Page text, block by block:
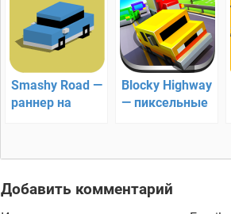
Smashy Road —
раннер на
Blocky Highway
— пиксельные
Добавить комментарий